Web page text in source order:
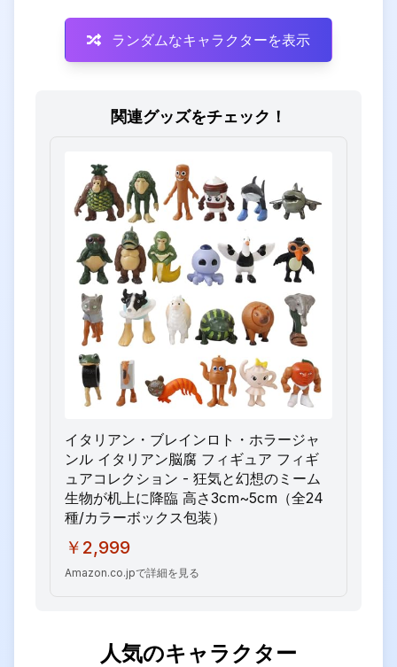
ランダムなキャラクターを表示
関連グッズをチェック！
イタリアン・ブレインロト・ホラージャ
ンル イタリアン脳腐 フィギュア フィギ
ュアコレクション - 狂気と幻想のミーム
生物が机上に降臨 高さ3cm~5cm（全24
種/カラーボックス包装）
￥2,999
Amazon.co.jpで詳細を見る
人気のキャラクター